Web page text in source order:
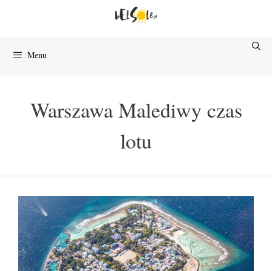
Menu
Warszawa Malediwy czas
lotu